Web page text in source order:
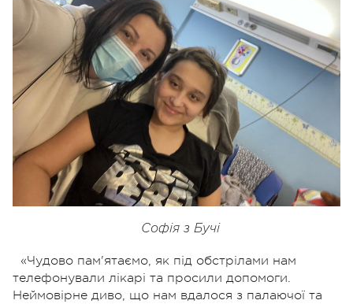
Софія з Бучі
«Чудово пам'ятаємо, як під обстрілами нам
телефонували лікарі та просили допомоги.
Неймовірне диво, що нам вдалося з палаючої та